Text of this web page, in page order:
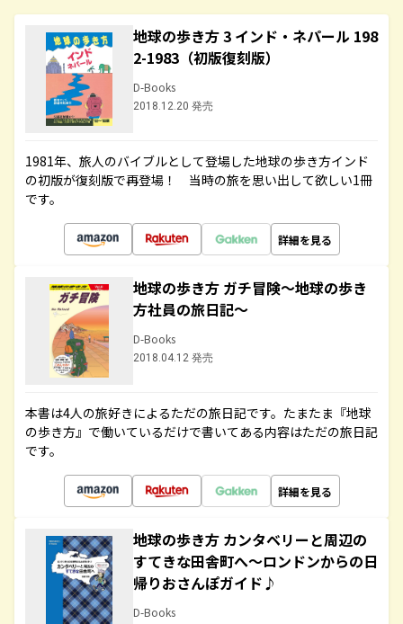
地球の歩き方 3 インド・ネパール 198
2-1983（初版復刻版）
D-Books
2018.12.20 発売
1981年、旅人のバイブルとして登場した地球の歩き方インド
の初版が復刻版で再登場！ 当時の旅を思い出して欲しい1冊
です。
詳細を見る
地球の歩き方 ガチ冒険～地球の歩き
方社員の旅日記～
D-Books
2018.04.12 発売
本書は4人の旅好きによるただの旅日記です。たまたま『地球
の歩き方』で働いているだけで書いてある内容はただの旅日記
です。
詳細を見る
地球の歩き方 カンタベリーと周辺の
すてきな田舎町へ～ロンドンからの日
帰りおさんぽガイド♪
D-Books